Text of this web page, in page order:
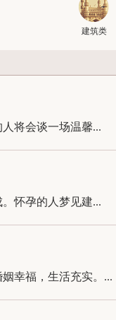
建筑类
将会谈一场温馨...
怀孕的人梦见建...
幸福，生活充实。...